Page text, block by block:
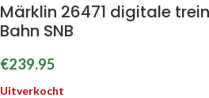
Märklin 26471 digitale
Bahn SNB
€239.95
Uitverkocht